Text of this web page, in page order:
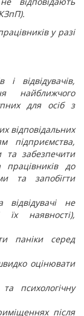
у разі
і відвідувачів,
найближчого
для осіб з
відповідальних
підприємства,
та забезпечити
працівників до
та запобігти
не
наявності),
паніки серед
оцінювати
психологічну
після